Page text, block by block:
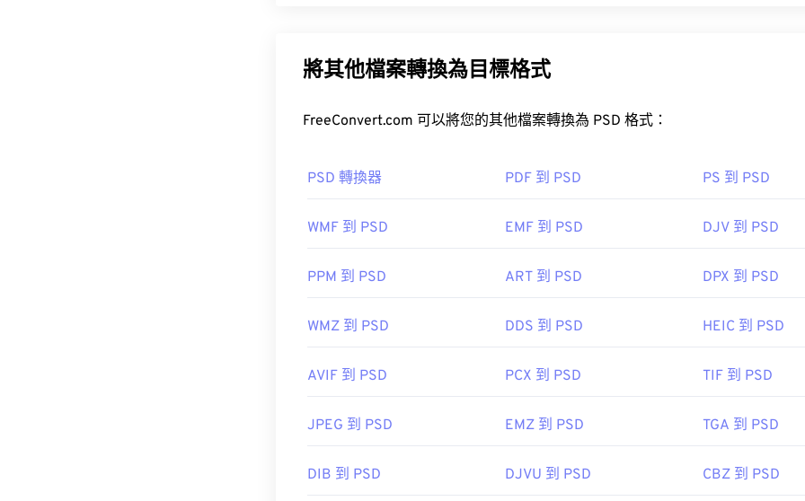
Adobe Illustrator
href="https://www.blender.org/" target="_blank">Blender
EPS 可以轉換為多種不同的檔案類型，例如 AI、JPEG（ EPS 轉 JPG）、PNG
開發人員：Adobe 公司
Adobe 產品的免費替代方案。
由於 PSD 檔案體積較大，因此不易傳輸、儲存或共用。為了解決這個問題，
轉換為 JPEG
實用連結：
將其他檔案轉換為目標格式
FreeConvert.com 可以將您的其他檔案轉換為 PSD 格式：
PSD 轉換器 PDF 到 PSD PS 到 PSD
WMF 到 PSD EMF 到 PSD DJV 到 PSD
PPM 到 PSD ART 到 PSD DPX 到 PSD
WMZ 到 PSD DDS 到 PSD HEIC 到 PSD
AVIF 到 PSD PCX 到 PSD TIF 到 PSD
JPEG 到 PSD EMZ 到 PSD TGA 到 PSD
DIB 到 PSD DJVU 到 PSD CBZ 到 PSD